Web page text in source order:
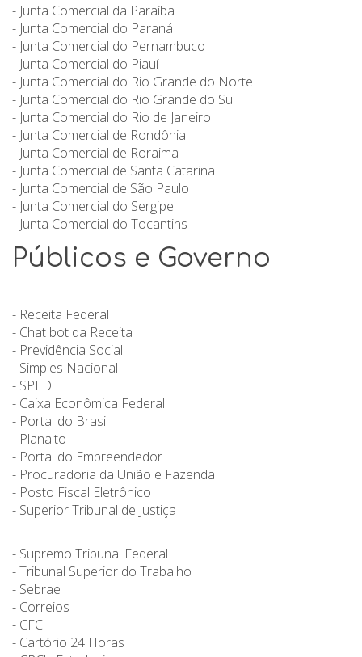
- Junta Comercial da Paraíba
- Junta Comercial do Paraná
- Junta Comercial do Pernambuco
- Junta Comercial do Piauí
- Junta Comercial do Rio Grande do Norte
- Junta Comercial do Rio Grande do Sul
- Junta Comercial do Rio de Janeiro
- Junta Comercial de Rondônia
- Junta Comercial de Roraima
- Junta Comercial de Santa Catarina
- Junta Comercial de São Paulo
- Junta Comercial do Sergipe
- Junta Comercial do Tocantins
Públicos e Governo
- Receita Federal
- Chat bot da Receita
- Previdência Social
- Simples Nacional
- SPED
- Caixa Econômica Federal
- Portal do Brasil
- Planalto
- Portal do Empreendedor
- Procuradoria da União e Fazenda
- Posto Fiscal Eletrônico
- Superior Tribunal de Justiça
- Supremo Tribunal Federal
- Tribunal Superior do Trabalho
- Sebrae
- Correios
- CFC
- Cartório 24 Horas